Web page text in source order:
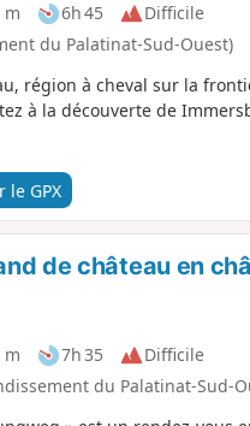
m 6h 45
Difficile
du Palatinat-Sud-Ouest)
région à cheval sur la
à la découverte de
le GPX
de château en
m 7h 35
Difficile
du Palatinat-Sud-